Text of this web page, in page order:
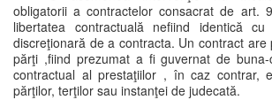
obligatorii a contractelor consacrat de art.
libertatea contractuală nefiind identică
discreţionară de a contracta. Un contract
părţi ,fiind prezumat a fi guvernat de buna-
contractual al prestaţiilor , în caz contrar,
părţilor, terţilor sau instanţei de judecată.